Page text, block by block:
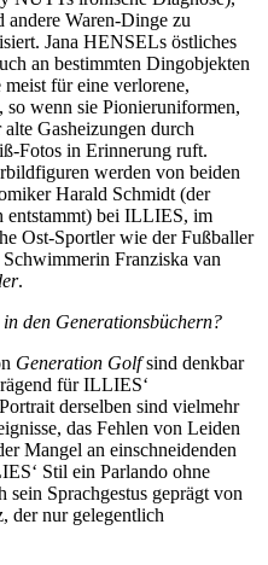
Waren-Dinge zu
Jana HENSELs östliches
an bestimmten Dingobjekten
für eine verlorene,
wenn sie Pionieruniformen,
Gasheizungen durch
Fotos in Erinnerung ruft.
werden von beiden
Harald Schmidt (der
entstammt) bei ILLIES, im
Ost-Sportler wie der Fußballer
Franziska van
.
den Generationsbüchern?
Generation Golfsind denkbar
für ILLIES‘
derselben sind vielmehr
das Fehlen von Leiden
Mangel an einschneidenden
Stil ein Parlando ohne
sein Sprachgestus geprägt von
der nur gelegentlich